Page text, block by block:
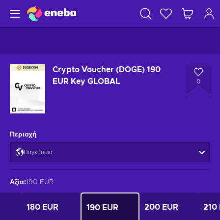
Crypto Voucher (DOGE) 190
EUR Key GLOBAL
0
Περιοχή
Παγκόσμια
Αξία:190 EUR
180 EUR 190 EUR 200 EUR 210